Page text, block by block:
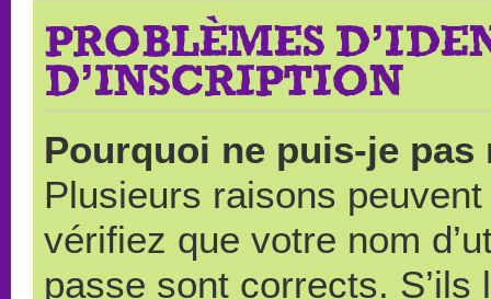
PROBLÈMES
D’INSCRIPTION
Pourquoi ne puis-je pas
Plusieurs raisons
vérifiez que votre nom
passe sont corrects.